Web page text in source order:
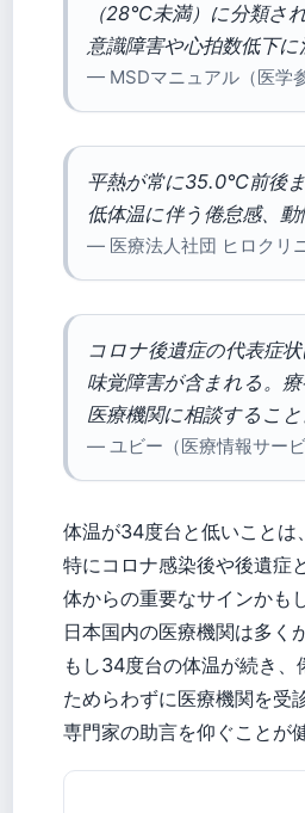
（28°C未満）に分類
意識障害や心拍数低下に
— MSDマニュアル（医学
平熱が常に35.0°C前後
低体温に伴う倦怠感、
— 医療法人社団 ヒロクリ
コロナ後遺症の代表症
味覚障害が含まれる。
医療機関に相談すること
— ユビー（医療情報サービ
体温が34度台と低いことは
特にコロナ感染後や後遺症
体からの重要なサインかも
日本国内の医療機関は多く
もし34度台の体温が続き
ためらわずに医療機関を受
専門家の助言を仰ぐことが